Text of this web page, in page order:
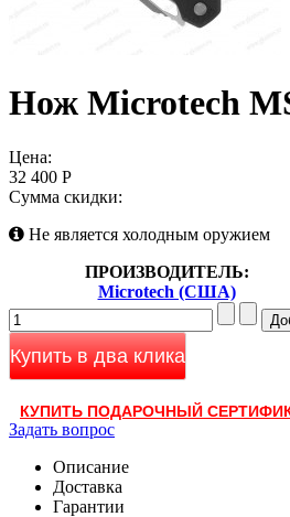
Нож Microtech
Цена:
32 400 Р
Сумма скидки:
Не является холодным оружием
ПРОИЗВОДИТЕЛЬ:
Microtech (США)
Купить в два клика
КУПИТЬ ПОДАРОЧНЫЙ
Задать вопрос
Описание
Доставка
Гарантии